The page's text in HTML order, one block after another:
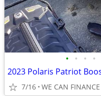
• • • •
2023 Polaris Patriot
7/16 WE CAN